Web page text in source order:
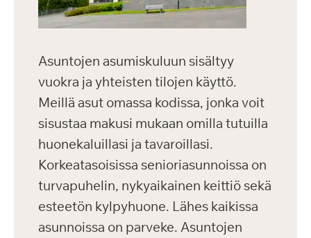
Asuntojen asumiskuluun sisältyy
vuokra ja yhteisten tilojen käyttö.
Meillä asut omassa kodissa, jonka voit
sisustaa makusi mukaan omilla tutuilla
huonekaluillasi ja tavaroillasi.
Korkeatasoisissa senioriasunnoissa on
turvapuhelin, nykyaikainen keittiö sekä
esteetön kylpyhuone. Lähes kaikissa
asunnoissa on parveke. Asuntojen